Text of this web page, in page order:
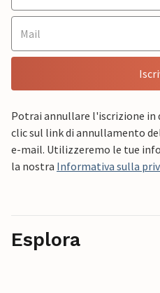
Potrai annullare l'iscrizione in
clic sul link di annullamento
e-mail. Utilizzeremo le tue
la nostra Informativa sulla
Esplora